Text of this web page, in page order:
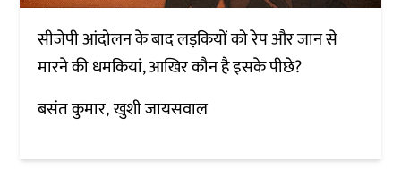
सीजेपी आंदोलन के बाद लड़कियों को रेप और जान से
मारने की धमकियां, आखिर कौन है इसके पीछे?
बसंत कुमार खुशी जायसवाल